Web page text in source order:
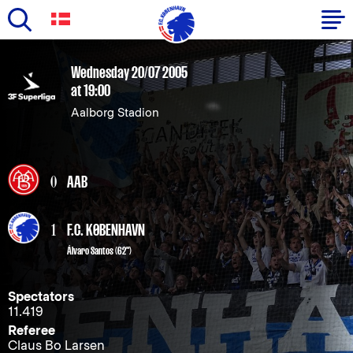
main
content
Primary
navigation
Wednesday 20/07 2005
at 19:00
Aalborg Stadion
0 AAB
1 F.C. KØBENHAVN
Álvaro Santos(62")
Spectators
11.419
Referee
Claus Bo Larsen